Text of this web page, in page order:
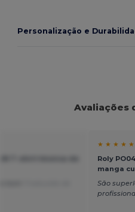
Personalização e
Avaliações
★ ★ ★ ★ ★
Roly
manga
São